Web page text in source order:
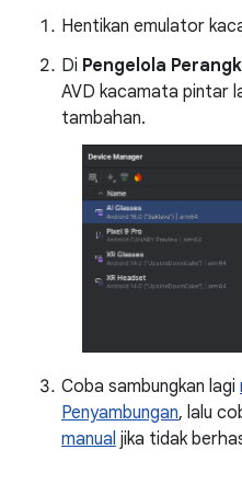
Hentikan emulator
Di Pengelola
AVD kacamata pintar
tambahan.
Coba sambungkan lagi
Penyambungan, lalu
manual jika tidak